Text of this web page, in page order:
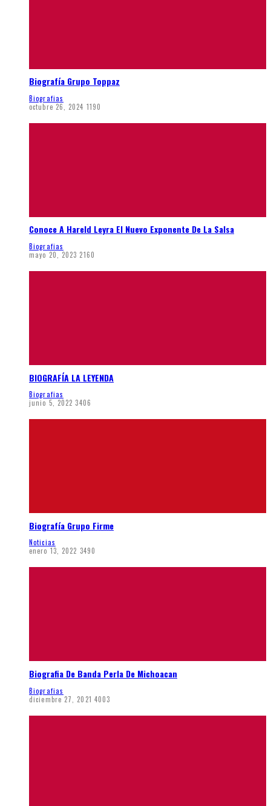
Biografía Grupo Toppaz
Biografias
octubre 26, 2024 1190
Conoce A Hareld Leyra El Nuevo Exponente De La Salsa
Biografias
mayo 20, 2023 2160
BIOGRAFÍA LA LEYENDA
Biografias
junio 5, 2022 3406
Biografía Grupo Firme
Noticias
enero 13, 2022 3490
Biografia De Banda Perla De Michoacan
Biografias
diciembre 27, 2021 4003